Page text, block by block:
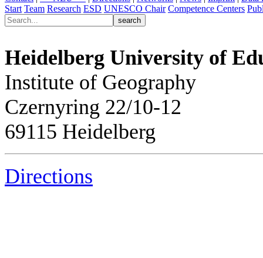
Start Team Research ESD UNESCO Chair Competence Centers
Heidelberg University of
Institute of Geography
Czernyring 22/10-12
69115 Heidelberg
Directions